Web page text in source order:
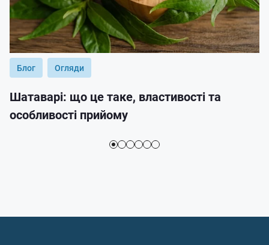
Блог Огляди
Шатаварі: що це таке, властивості та
особливості прийому